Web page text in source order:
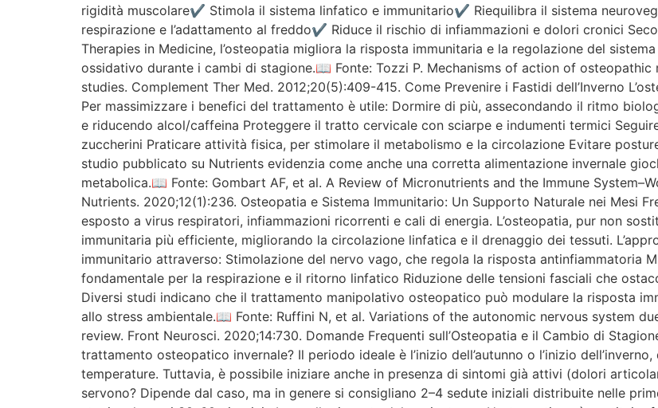
rigidità muscolare✔ Stimola il sistema linfatico e immunitario✔ Riequilibra il sistema
respirazione e l’adattamento al freddo✔ Riduce il rischio di infiammazioni e dolori cronici
Therapies in Medicine, l’osteopatia migliora la risposta immunitaria e la regolazione del
ossidativo durante i cambi di stagione.📖 Fonte: Tozzi P. Mechanisms of action of
studies. Complement Ther Med. 2012;20(5):409-415. Come Prevenire i Fastidi dell’Inverno
Per massimizzare i benefici del trattamento è utile: Dormire di più, assecondando il ritmo
e riducendo alcol/caffeina Proteggere il tratto cervicale con sciarpe e indumenti termici
zuccherini Praticare attività fisica, per stimolare il metabolismo e la circolazione Evitare
studio pubblicato su Nutrients evidenzia come anche una corretta alimentazione invernale
metabolica.📖 Fonte: Gombart AF, et al. A Review of Micronutrients and the Immune
Nutrients. 2020;12(1):236. Osteopatia e Sistema Immunitario: Un Supporto Naturale nei Mesi
esposto a virus respiratori, infiammazioni ricorrenti e cali di energia. L’osteopatia, pur non
immunitaria più efficiente, migliorando la circolazione linfatica e il drenaggio dei tessuti.
immunitario attraverso: Stimolazione del nervo vago, che regola la risposta antinfiammatoria
fondamentale per la respirazione e il ritorno linfatico Riduzione delle tensioni fasciali che
Diversi studi indicano che il trattamento manipolativo osteopatico può modulare la risposta
allo stress ambientale.📖 Fonte: Ruffini N, et al. Variations of the autonomic nervous system
review. Front Neurosci. 2020;14:730. Domande Frequenti sull’Osteopatia e il Cambio di
trattamento osteopatico invernale? Il periodo ideale è l’inizio dell’autunno o l’inizio
temperature. Tuttavia, è possibile iniziare anche in presenza di sintomi già attivi (dolori
servono? Dipende dal caso, ma in genere si consigliano 2–4 sedute iniziali distribuite nelle